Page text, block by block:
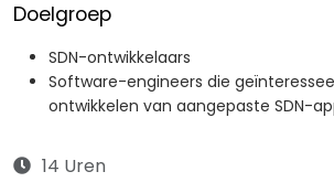
Doelgroep
SDN-ontwikkelaars
Software-engineers die
ontwikkelen van aangepaste SDN-
14 Uren